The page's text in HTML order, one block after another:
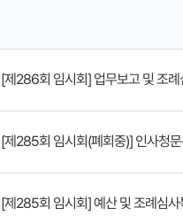
[제286회 임시회] 업무보고 및 조
[제285회 임시회(폐회중)] 인사청
[제285회 임시회] 예산 및 조례심